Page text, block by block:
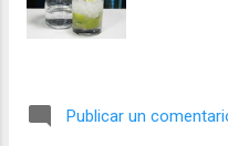
Publicar un